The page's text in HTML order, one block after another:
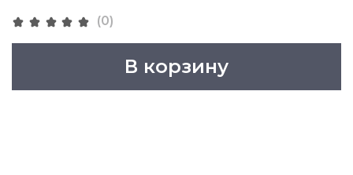
(0)
В корзину